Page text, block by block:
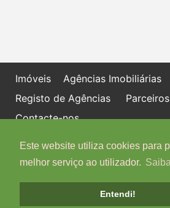
Este website utiliza cookies para
melhor serviço ao utilizador.
Entendi!
Imóveis
Agências Imobiliárias
Registo de Agências
Parceiros
Contacte-nos
Política de proteção de dados
Livro de Reclamações online
Centro de Informação, Mediação e
Algarve - Edifício Ninho de Empresas,
Telefone: 289 823 135